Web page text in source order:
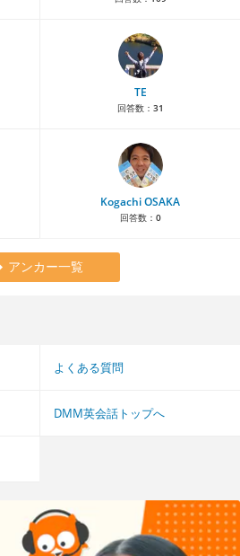
TE
回答数： 31
Kogachi OSAKA
回答数： 0
アンカー一覧
よくある質問
DMM英会話トップへ